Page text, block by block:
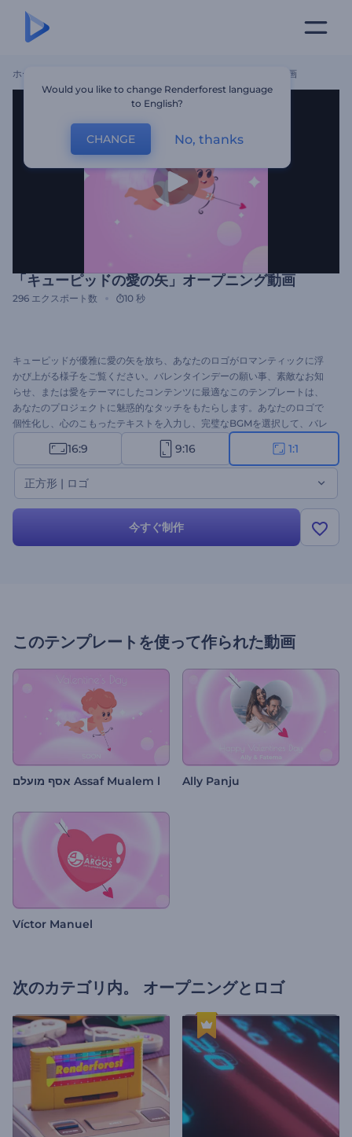
ホーム 「キューピッドの愛の矢」オープニング動画
「キューピッドの愛の矢」オープニング動画
296 エクスポート数 10 秒
キューピッドが優雅に愛の矢を放ち、あなたのロゴがロマンティックに浮
かび上がる様子をご覧ください。バレンタインデーの願い事、素敵なお知
らせ、または愛をテーマにしたコンテンツに最適なこのテンプレートは、
あなたのプロジェクトに魅惑的なタッチをもたらします。あなたのロゴで
個性化し、心のこもったテキストを入力し、完璧なBGMを選択して、バレ
ンタインデーのメッセージを本当に特別なものにしましょう。今すぐ作成
して、見る人に笑顔を届けましょう！
16:9 9:16 1:1
正方形 | ロゴ
今すぐ制作
このテンプレートを使って作られた動画
אסף מועלם Assaf Mualem l Ally Panju
Víctor Manuel
次のカテゴリ内。 オープニングとロゴ
Would you like to change Renderforest language
to English?
CHANGE No, thanks